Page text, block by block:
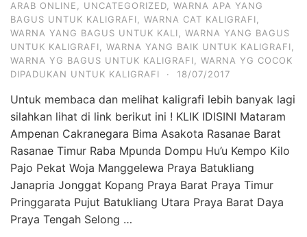
ARAB ONLINE
UNCATEGORIZED
WARNA APA YANG
BAGUS UNTUK KALIGRAFI
WARNA CAT KALIGRAFI
WARNA YANG BAGUS UNTUK KALI
WARNA YANG BAGUS
UNTUK KALIGRAFI
WARNA YANG BAIK UNTUK KALIGRAFI
WARNA YG BAGUS UNTUK KALIGRAFI
WARNA YG COCOK
DIPADUKAN UNTUK KALIGRAFI
· 18/07/2017
Untuk membaca dan melihat kaligrafi lebih banyak lagi
silahkan lihat di link berikut ini ! KLIK IDISINI Mataram
Ampenan Cakranegara Bima Asakota Rasanae Barat
Rasanae Timur Raba Mpunda Dompu Hu’u Kempo Kilo
Pajo Pekat Woja Manggelewa Praya Batukliang
Janapria Jonggat Kopang Praya Barat Praya Timur
Pringgarata Pujut Batukliang Utara Praya Barat Daya
Praya Tengah Selong …